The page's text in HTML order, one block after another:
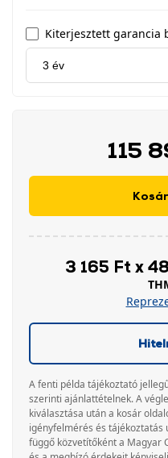
Kiterjesztett garancia
115
3 165 Ft x
A fenti példa tájékoztató
szerinti ajánlattételnek. A
kiválasztása után a kosár
igényfelmérés és tájékoztatás
függő közvetítőként a Magyar